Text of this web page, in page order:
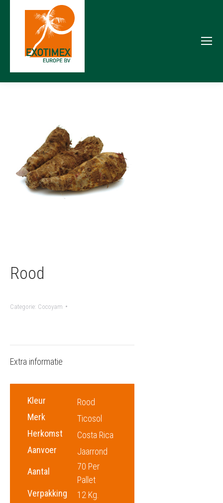
Rood
Categorie: Cocoyam
Extra informatie
Kleur
Rood
Merk
Ticosol
Herkomst
Costa Rica
Aanvoer
Jaarrond
Aantal
70 Per
Pallet
Verpakking
12 Kg.